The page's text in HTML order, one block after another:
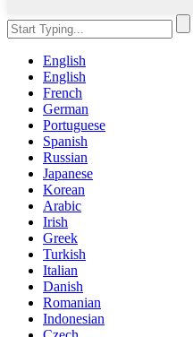
English
English
French
German
Portuguese
Spanish
Russian
Japanese
Korean
Arabic
Irish
Greek
Turkish
Italian
Danish
Romanian
Indonesian